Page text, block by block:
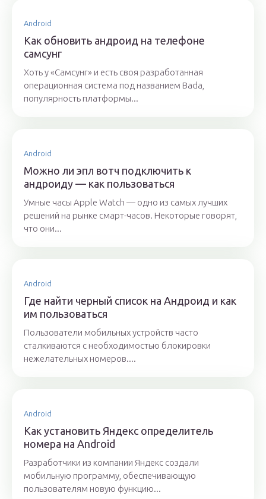
Android
Как обновить андроид на телефоне
самсунг
Хоть у «Самсунг» и есть своя разработанная
операционная система под названием Bada,
популярность платформы...
Android
Можно ли эпл вотч подключить к
андроиду — как пользоваться
Умные часы Apple Watch — одно из самых лучших
решений на рынке смарт-часов. Некоторые говорят,
что они...
Android
Где найти черный список на Андроид и как
им пользоваться
Пользователи мобильных устройств часто
сталкиваются с необходимостью блокировки
нежелательных номеров....
Android
Как установить Яндекс определитель
номера на Android
Разработчики из компании Яндекс создали
мобильную программу, обеспечивающую
пользователям новую функцию...